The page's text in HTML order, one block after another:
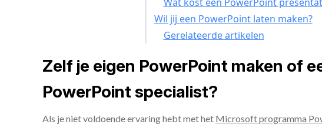
Wil jij een PowerPoint laten maken?
Gerelateerde artikelen
Zelf je eigen PowerPoint maken of
PowerPoint specialist?
Als je niet voldoende ervaring hebt met het Microsoft programma